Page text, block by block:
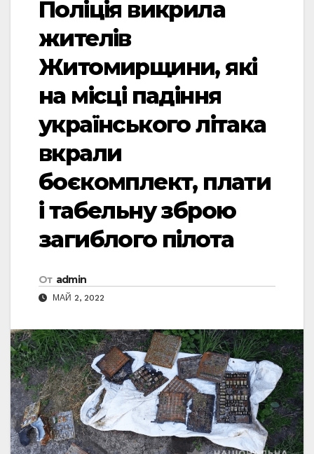
Поліція викрила
жителів
Житомирщини, які
на місці падіння
українського літака
вкрали
боєкомплект, плати
і табельну зброю
загиблого пілота
От admin
МАЙ 2, 2022